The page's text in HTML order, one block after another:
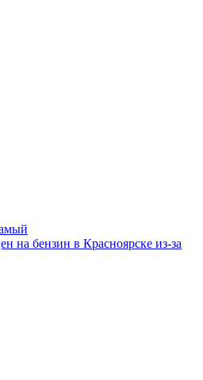
на бензин в Красноярске из-за